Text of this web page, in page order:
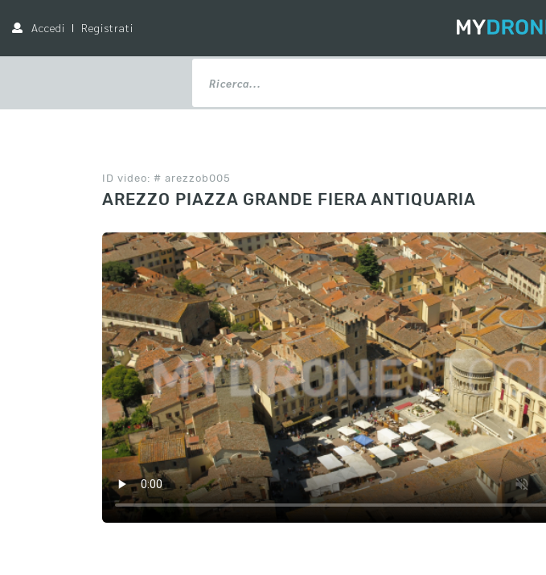
Accedi Registrati
ID video: # arezzob005
AREZZO PIAZZA GRANDE FIERA ANTIQUARIA